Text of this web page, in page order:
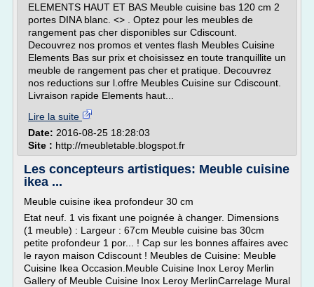
ELEMENTS HAUT ET BAS Meuble cuisine bas 120 cm 2
portes DINA blanc. <> . Optez pour les meubles de
rangement pas cher disponibles sur Cdiscount.
Decouvrez nos promos et ventes flash Meubles Cuisine
Elements Bas sur prix et choisissez en toute tranquillite un
meuble de rangement pas cher et pratique. Decouvrez
nos reductions sur l.offre Meubles Cuisine sur Cdiscount.
Livraison rapide Elements haut...
Lire la suite
Date: 2016-08-25 18:28:03
Site : http://meubletable.blogspot.fr
Les concepteurs artistiques: Meuble cuisine
ikea ...
Meuble cuisine ikea profondeur 30 cm
Etat neuf. 1 vis fixant une poignée à changer. Dimensions
(1 meuble) : Largeur : 67cm Meuble cuisine bas 30cm
petite profondeur 1 por... ! Cap sur les bonnes affaires avec
le rayon maison Cdiscount ! Meubles de Cuisine: Meuble
Cuisine Ikea Occasion.Meuble Cuisine Inox Leroy Merlin
Gallery of Meuble Cuisine Inox Leroy MerlinCarrelage Mural